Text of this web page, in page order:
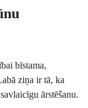
bīstama,
ziņa ir tā, ka
ārstēšanu.